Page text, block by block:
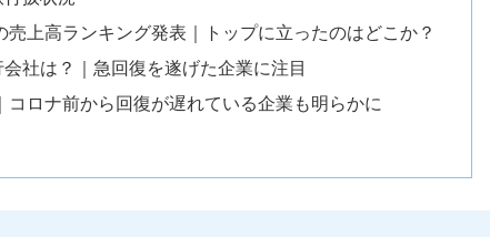
売上高ランキング発表｜トップに立ったのはどこか？
社は？｜急回復を遂げた企業に注目
ロナ前から回復が遅れている企業も明らかに